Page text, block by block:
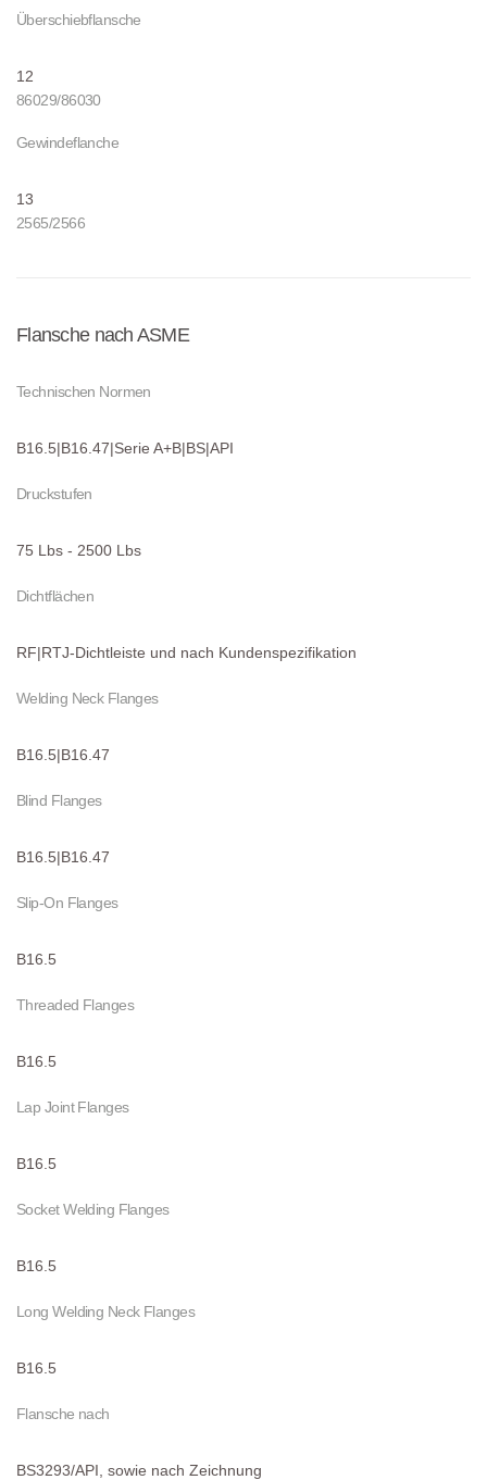
Überschiebflansche
12
86029/86030
Gewindeflanche
13
2565/2566
Flansche nach ASME
Technischen Normen
B16.5|B16.47|Serie A+B|BS|API
Druckstufen
75 Lbs - 2500 Lbs
Dichtflächen
RF|RTJ-Dichtleiste und nach Kundenspezifikation
Welding Neck Flanges
B16.5|B16.47
Blind Flanges
B16.5|B16.47
Slip-On Flanges
B16.5
Threaded Flanges
B16.5
Lap Joint Flanges
B16.5
Socket Welding Flanges
B16.5
Long Welding Neck Flanges
B16.5
Flansche nach
BS3293/API, sowie nach Zeichnung